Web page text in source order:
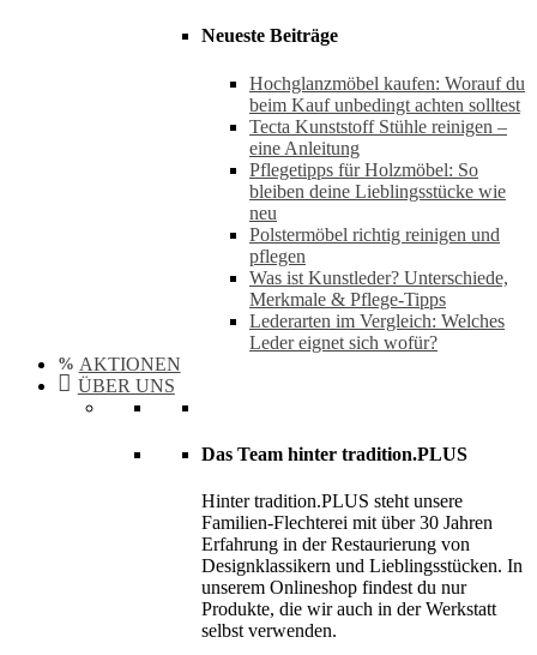
Neueste Beiträge
Hochglanzmöbel kaufen: Worauf du
beim Kauf unbedingt achten solltest
Tecta Kunststoff Stühle reinigen –
eine Anleitung
Pflegetipps für Holzmöbel: So
bleiben deine Lieblingsstücke wie
neu​
Polstermöbel richtig reinigen und
pflegen
Was ist Kunstleder? Unterschiede,
Merkmale & Pflege-Tipps
Lederarten im Vergleich: Welches
Leder eignet sich wofür?
AKTIONEN
ÜBER UNS
Das Team hinter tradition.PLUS
Hinter tradition.PLUS steht unsere
Familien-Flechterei mit über 30 Jahren
Erfahrung in der Restaurierung von
Designklassikern und Lieblingsstücken. In
unserem Onlineshop findest du nur
Produkte, die wir auch in der Werkstatt
selbst verwenden.